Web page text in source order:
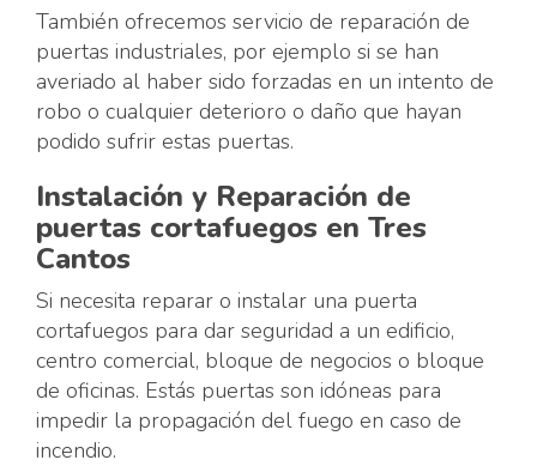
También ofrecemos servicio de reparación de
puertas industriales, por ejemplo si se han
averiado al haber sido forzadas en un intento de
robo o cualquier deterioro o daño que hayan
podido sufrir estas puertas.
Instalación y Reparación de
puertas cortafuegos en Tres
Cantos
Si necesita reparar o instalar una puerta
cortafuegos para dar seguridad a un edificio,
centro comercial, bloque de negocios o bloque
de oficinas. Estás puertas son idóneas para
impedir la propagación del fuego en caso de
incendio.